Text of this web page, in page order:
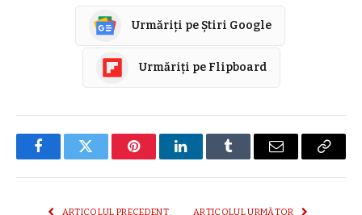
Urmăriți pe Știri Google
Urmăriți pe Flipboard
FacebookTwitter PinterestLinkedInTumblr E-
ARTICOLUL PRECEDENT ARTICOLUL URMĂTOR